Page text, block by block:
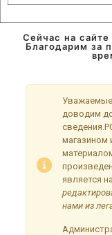
Сейчас на
Благодарим за
Уважаемые
доводим
магазином
является
нами из